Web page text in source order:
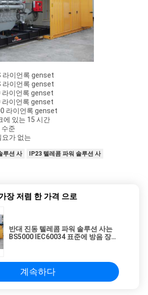
라이언록 genset
라이언록 genset
라이언록 genset
라이언록 genset
라이언록 genset
에 있는 15 시간
준
요가 없는
루션 사
IP23 텔레콤 파워 솔루션 사
장 저렴 한 가격 으로
반대 진동 텔레콤 파워 솔루션 사는
BS5000 IEC60034 표준에 방음 장치
계속하다